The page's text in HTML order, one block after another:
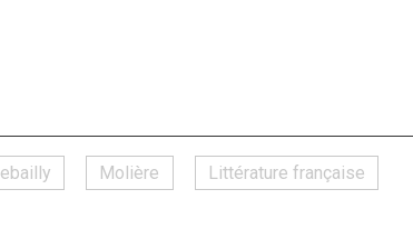
Molière Littérature française